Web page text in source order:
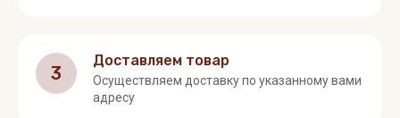
3
Доставляем товар
Осуществляем доставку по указанному вами
адресу